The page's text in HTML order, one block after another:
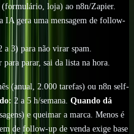
(formulário, loja) ao n8n/Zapier.
IA gera uma mensagem de follow-
3) para não virar spam.
parar, sai da lista na hora.
(anual, 2.000 tarefas) ou n8n self-
2 a 5 h/semana. Quando dá
e queimar a marca. Menos é
de follow-up de venda exige base